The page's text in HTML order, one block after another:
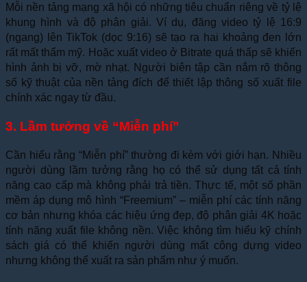
Mỗi nền tảng mạng xã hội có những tiêu chuẩn riêng về tỷ lệ
khung hình và độ phân giải. Ví dụ, đăng video tỷ lệ 16:9
(ngang) lên TikTok (dọc 9:16) sẽ tạo ra hai khoảng đen lớn
rất mất thẩm mỹ. Hoặc xuất video ở Bitrate quá thấp sẽ khiến
hình ảnh bị vỡ, mờ nhạt. Người biên tập cần nắm rõ thông
số kỹ thuật của nền tảng đích để thiết lập thông số xuất file
chính xác ngay từ đầu.
3. Lầm tưởng về “Miễn phí”
Cần hiểu rằng “Miễn phí” thường đi kèm với giới hạn. Nhiều
người dùng lầm tưởng rằng họ có thể sử dụng tất cả tính
năng cao cấp mà không phải trả tiền. Thực tế, một số phần
mềm áp dụng mô hình “Freemium” – miễn phí các tính năng
cơ bản nhưng khóa các hiệu ứng đẹp, độ phân giải 4K hoặc
tính năng xuất file không nền. Việc không tìm hiểu kỹ chính
sách giá có thể khiến người dùng mất công dựng video
nhưng không thể xuất ra sản phẩm như ý muốn.